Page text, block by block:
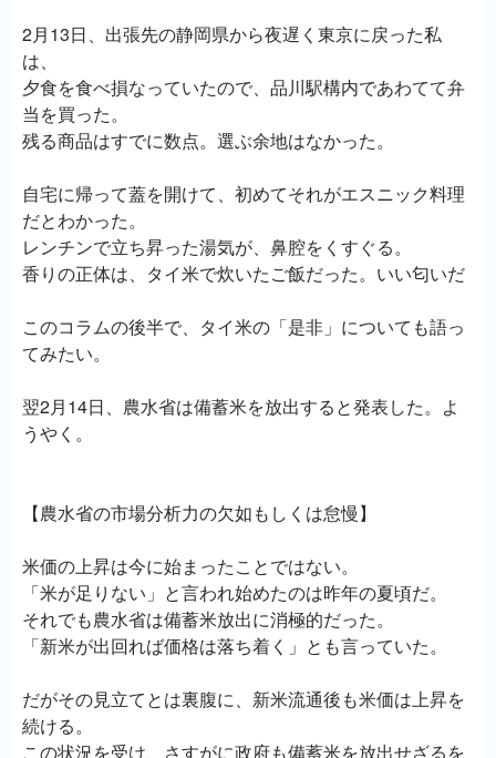
2月13日、出張先の静岡県から夜遅く東京に戻った私
は、
夕食を食べ損なっていたので、品川駅構内であわてて弁
当を買った。
残る商品はすでに数点。選ぶ余地はなかった。
自宅に帰って蓋を開けて、初めてそれがエスニック料理
だとわかった。
レンチンで立ち昇った湯気が、鼻腔をくすぐる。
香りの正体は、タイ米で炊いたご飯だった。いい匂いだ
このコラムの後半で、タイ米の「是非」についても語っ
てみたい。
翌2月14日、農水省は備蓄米を放出すると発表した。よ
うやく。
【農水省の市場分析力の欠如もしくは怠慢】
米価の上昇は今に始まったことではない。
「米が足りない」と言われ始めたのは昨年の夏頃だ。
それでも農水省は備蓄米放出に消極的だった。
「新米が出回れば価格は落ち着く」とも言っていた。
だがその見立てとは裏腹に、新米流通後も米価は上昇を
続ける。
この状況を受け、さすがに政府も備蓄米を放出せざるを